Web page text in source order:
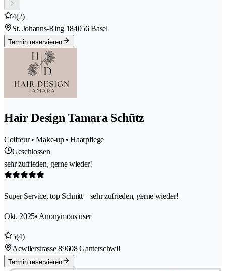
4(2)
St. Johanns-Ring 184056 Basel
Termin reservieren
Hair Design Tamara Schütz
Coiffeur • Make-up • Haarpflege
Geschlossen
sehr zufrieden, gerne wieder!
Super Service, top Schnitt – sehr zufrieden, gerne wieder!
Okt. 2025• Anonymous user
5(4)
Aewilerstrasse 89608 Ganterschwil
Termin reservieren